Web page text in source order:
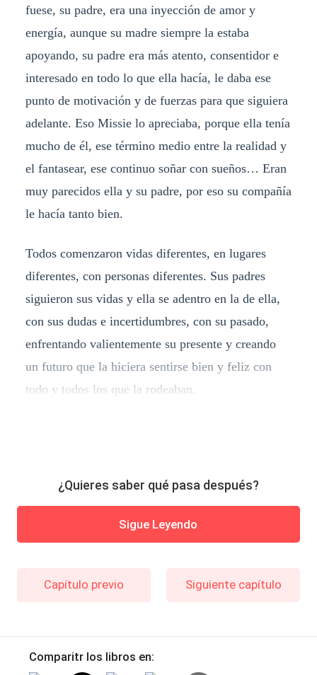
fuese, su padre, era una inyección de amor y
energía, aunque su madre siempre la estaba
apoyando, su padre era más atento, consentidor e
interesado en todo lo que ella hacía, le daba ese
punto de motivación y de fuerzas para que siguiera
adelante. Eso Missie lo apreciaba, porque ella tenía
mucho de él, ese término medio entre la realidad y
el fantasear, ese continuo soñar con sueños… Eran
muy parecidos ella y su padre, por eso su compañía
le hacía tanto bien.
Todos comenzaron vidas diferentes, en lugares
diferentes, con personas diferentes. Sus padres
siguieron sus vidas y ella se adentro en la de ella,
con sus dudas e incertidumbres, con su pasado,
enfrentando valientemente su presente y creando
un futuro que la hiciera sentirse bien y feliz con
todo y todos los que la rodeaban.
¿Quieres saber qué pasa después?
Sigue Leyendo
Capítulo previo Siguiente capítulo
Comparitr los libros en: